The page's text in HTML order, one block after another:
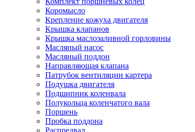
Коромысло
Крепление кожуха двигателя
Крышка клапанов
Крышка маслозаливной горловины
Масляный насос
Масляный поддон
Направляющая клапана
Патрубок вентиляции картера
Подушка двигателя
Подшипник коленвала
Полукольца коленчатого вала
Поршень
Пробка поддона
Распредвал